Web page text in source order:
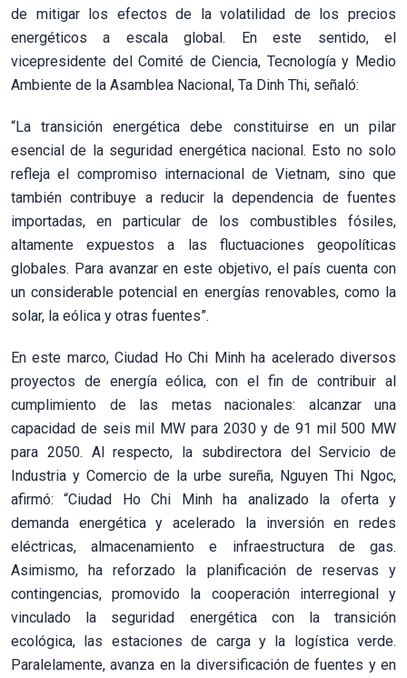
de mitigar los efectos de la volatilidad de los precios
energéticos a escala global. En este sentido, el
vicepresidente del Comité de Ciencia, Tecnología y Medio
Ambiente de la Asamblea Nacional, Ta Dinh Thi, señaló:
“La transición energética debe constituirse en un pilar
esencial de la seguridad energética nacional. Esto no solo
refleja el compromiso internacional de Vietnam, sino que
también contribuye a reducir la dependencia de fuentes
importadas, en particular de los combustibles fósiles,
altamente expuestos a las fluctuaciones geopolíticas
globales. Para avanzar en este objetivo, el país cuenta con
un considerable potencial en energías renovables, como la
solar, la eólica y otras fuentes”.
En este marco, Ciudad Ho Chi Minh ha acelerado diversos
proyectos de energía eólica, con el fin de contribuir al
cumplimiento de las metas nacionales: alcanzar una
capacidad de seis mil MW para 2030 y de 91 mil 500 MW
para 2050. Al respecto, la subdirectora del Servicio de
Industria y Comercio de la urbe sureña, Nguyen Thi Ngoc,
afirmó: “Ciudad Ho Chi Minh ha analizado la oferta y
demanda energética y acelerado la inversión en redes
eléctricas, almacenamiento e infraestructura de gas.
Asimismo, ha reforzado la planificación de reservas y
contingencias, promovido la cooperación interregional y
vinculado la seguridad energética con la transición
ecológica, las estaciones de carga y la logística verde.
Paralelamente, avanza en la diversificación de fuentes y en